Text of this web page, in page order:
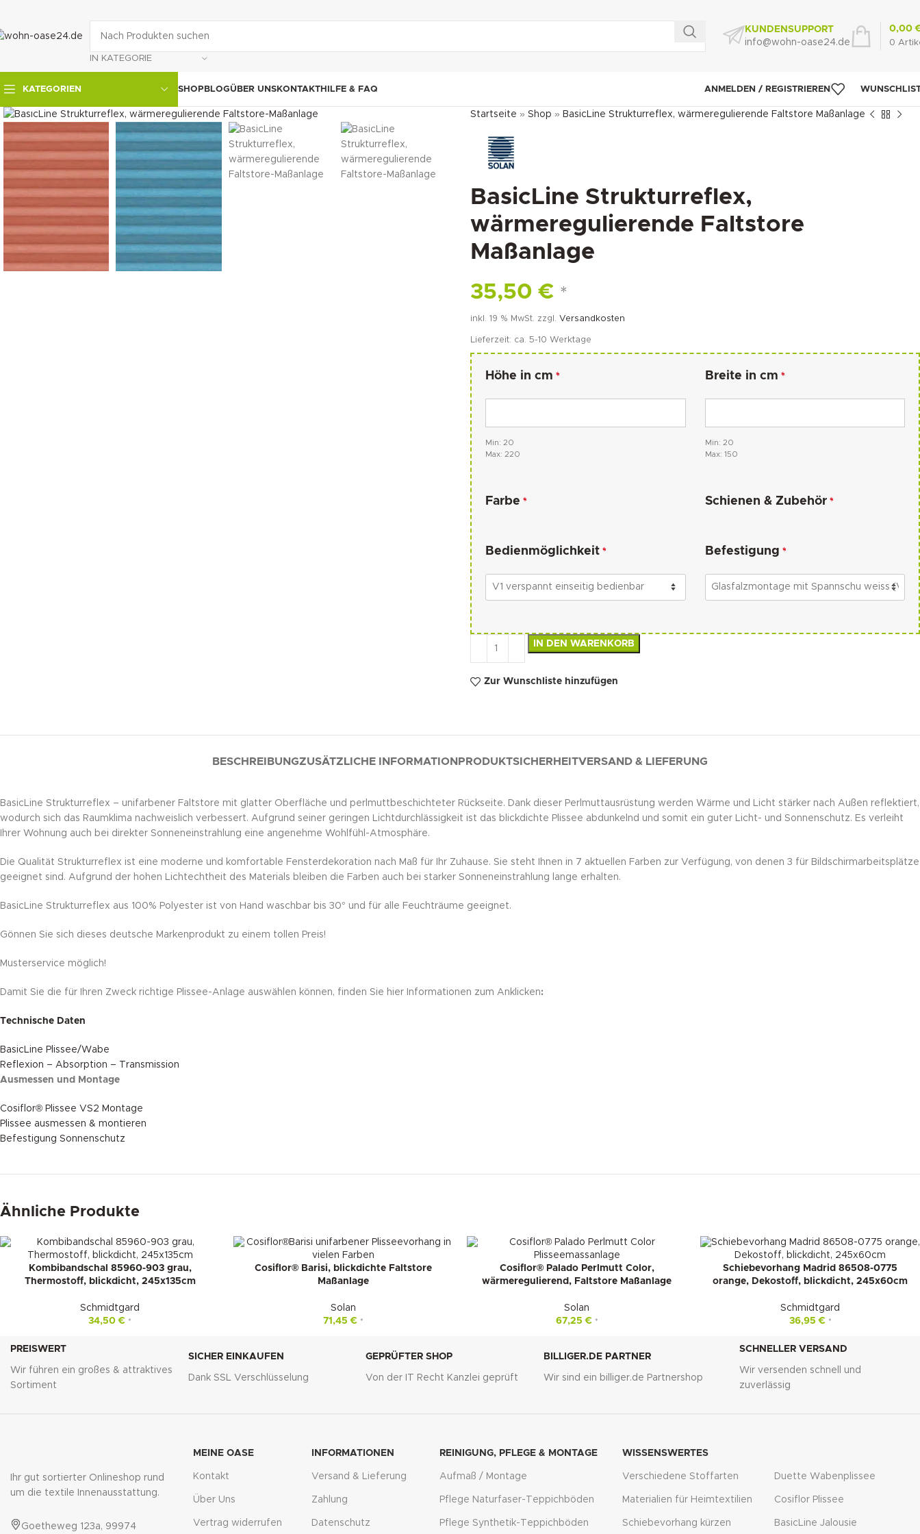
IN KATEGORIE
KUNDENSUPPORT
info@wohn-oase24.de
0
0,00
KATEGORIEN SHOPBLOGÜBER UNSKONTAKTHILFE & FAQ ANMELDEN / REGISTRIEREN
klicken um zu vergrößern
Startseite » Shop » BasicLine Strukturreflex, wärmeregulierende Faltstore Maßanlage
BasicLine Strukturreflex,
wärmeregulierende Faltstore
Maßanlage
35,50€ *
inkl. 19 % MwSt. zzgl. Versandkosten
Lieferzeit: ca. 5-10 Werktage
Höhe in cm *
Min: 20
Max: 220
Breite in cm *
Min: 20
Max: 150
Farbe * Schienen & Zubehör*
Bedienmöglichkeit * Befestigung *
IN DEN WARENKORB
Zur Wunschliste hinzufügen
BESCHREIBUNGZUSÄTZLICHE INFORMATION PRODUKTSICHERHEITVERSAND & LIEFERUNG
BasicLine Strukturreflex – unifarbener Faltstore mit glatter Oberfläche und perlmuttbeschichteter Rückseite. Dank dieser Perlmuttausrüstung werden Wärme und Licht stärker nach Außen reflektiert,
wodurch sich das Raumklima nachweislich verbessert. Aufgrund seiner geringen Lichtdurchlässigkeit ist das blickdichte Plissee abdunkelnd und somit ein guter Licht- und Sonnenschutz. Es verleiht
Ihrer Wohnung auch bei direkter Sonneneinstrahlung eine angenehme Wohlfühl-Atmosphäre.
Die Qualität Strukturreflex ist eine moderne und komfortable Fensterdekoration nach Maß für Ihr Zuhause. Sie steht Ihnen in 7 aktuellen Farben zur Verfügung, von denen 3 für Bildschirmarbeitsplätze
geeignet sind. Aufgrund der hohen Lichtechtheit des Materials bleiben die Farben auch bei starker Sonneneinstrahlung lange erhalten.
BasicLine Strukturreflex aus 100% Polyester ist von Hand waschbar bis 30° und für alle Feuchträume geeignet.
Gönnen Sie sich dieses deutsche Markenprodukt zu einem tollen Preis!
Musterservice möglich!
Damit Sie die für Ihren Zweck richtige Plissee-Anlage auswählen können, finden Sie hier Informationen zum Anklicken:
Technische Daten
BasicLine Plissee/Wabe
Reflexion – Absorption – Transmission
Ausmessen und Montage
Cosiflor® Plissee VS2 Montage
Plissee ausmessen & montieren
Befestigung Sonnenschutz
Ähnliche Produkte
Kombibandschal 85960-903 grau,
Thermostoff, blickdicht, 245x135cm
Schmidtgard
34,50€ *
Cosiflor® Barisi, blickdichte Faltstore
Maßanlage
Solan
71,45€ *
Cosiflor® Palado Perlmutt Color,
wärmeregulierend, Faltstore Maßanlage
Solan
67,25€ *
Schiebevorhang Madrid 86508-0775
orange, Dekostoff, blickdicht, 245x60cm
Schmidtgard
36,95€ *
PREISWERT
Wir führen ein großes & attraktives
Sortiment
SICHER EINKAUFEN
Dank SSL Verschlüsselung
GEPRÜFTER SHOP
Von der IT Recht Kanzlei geprüft
BILLIGER.DE PARTNER
Wir sind ein billiger.de Partnershop
SCHNELLER VERSAND
Wir versenden schnell und
zuverlässig
Ihr gut sortierter Onlineshop rund
um die textile Innenausstattung.
Goetheweg 123a, 99974
MEINE OASE
Kontakt
Über Uns
Vertrag widerrufen
INFORMATIONEN
Versand & Lieferung
Zahlung
Datenschutz
REINIGUNG, PFLEGE & MONTAGE
Aufmaß / Montage
Pflege Naturfaser-Teppichböden
Pflege Synthetik-Teppichböden
WISSENSWERTES
Verschiedene Stoffarten
Materialien für Heimtextilien
Schiebevorhang kürzen
Duette Wabenplissee
Cosiflor Plissee
BasicLine Jalousie